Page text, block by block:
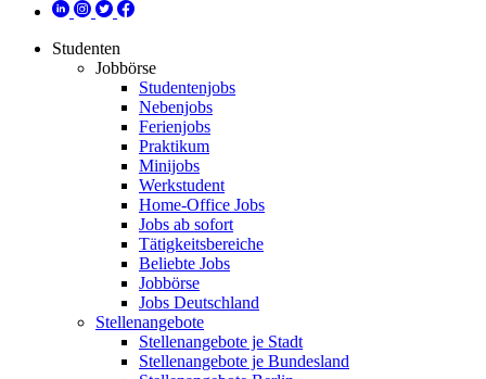
Studenten
Jobbörse
Studentenjobs
Nebenjobs
Ferienjobs
Praktikum
Minijobs
Werkstudent
Home-Office Jobs
Jobs ab sofort
Tätigkeitsbereiche
Beliebte Jobs
Jobbörse
Jobs Deutschland
Stellenangebote
Stellenangebote je Stadt
Stellenangebote je Bundesland